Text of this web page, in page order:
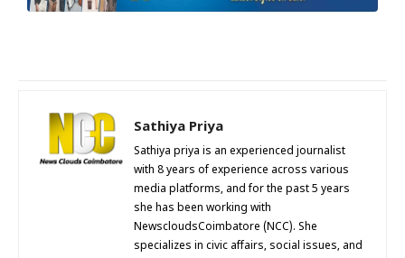
Sathiya Priya
Sathiya priya is an experienced journalist
with 8 years of experience across various
media platforms, and for the past 5 years
she has been working with
NewscloudsCoimbatore (NCC). She
specializes in civic affairs, social issues, and